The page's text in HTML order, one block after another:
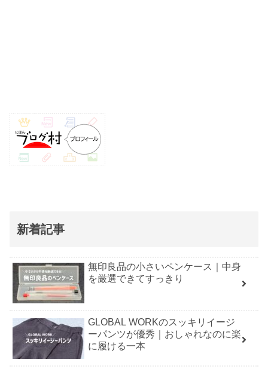
新着記事
無印良品の小さいペンケース｜中身
を厳選できてすっきり
GLOBAL WORKのスッキリイージ
ーパンツが優秀｜おしゃれなのに楽
に履ける一本